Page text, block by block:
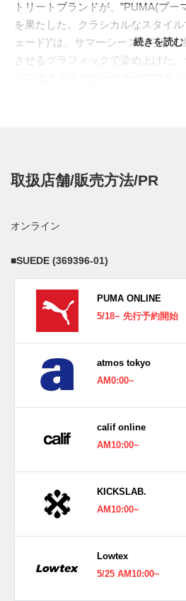
トリートブランドが、”PUMA(プー
を果たした。クラシカルなスタイ
ェード)”は、サマーシーズンらし
させるグラフィックで染め上げた
囲気を最大限引き出すホワイトのタ
ニーカーとなっている。
行予約開始予定。2019年5月25日発
り次第、スニーカーウォーズの
■SUEDE (369396-01)15,120円(税
CALI-0 (369399-01)17,280円(税込)
CLYDE (369397-02)17,280円(税込)
(pic.
続きを読む
取扱店舗/販売方法/PR
オンライン
■SUEDE (369396-01)
PUMA ONLINE
5/18~ 先行予約開始
atmos tokyo
AM0:00~
calif online
AM10:00~
KICKSLAB.
AM10:00~
Lowtex
5/25 AM10:00~